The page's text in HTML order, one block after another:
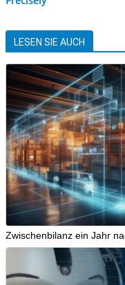
LESEN SIE AUCH
Zwischenbilanz ein Jahr